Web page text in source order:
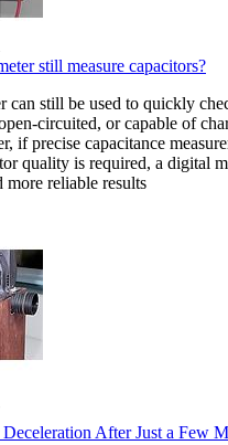
still measure capacitors?
can still be used to quickly
circuited, or capable of
if precise capacitance
quality is required, a digital
reliable results
After Just a Few